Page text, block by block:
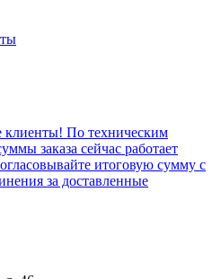
клиенты! По техническим
заказа сейчас работает
итоговую сумму с
за доставленные